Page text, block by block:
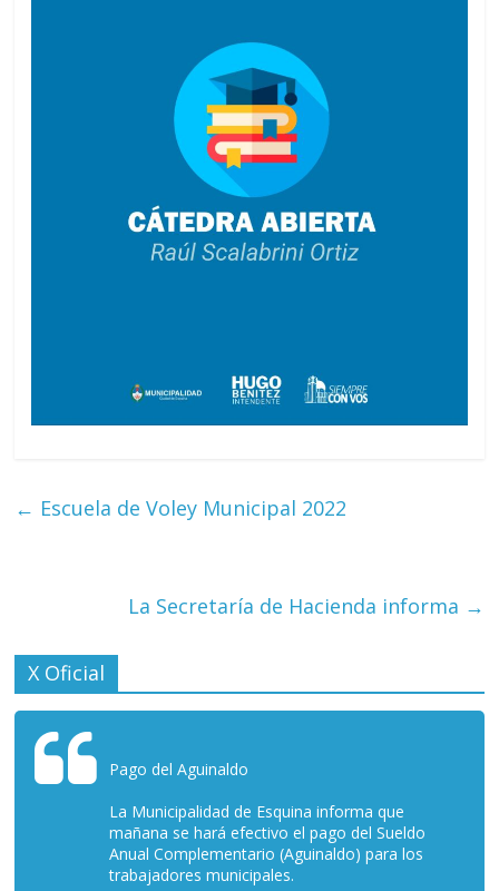
← Escuela de Voley Municipal 2022
La Secretaría de Hacienda informa →
X Oficial
Pago del Aguinaldo
La Municipalidad de Esquina informa que
mañana se hará efectivo el pago del Sueldo
Anual Complementario (Aguinaldo) para los
trabajadores municipales.